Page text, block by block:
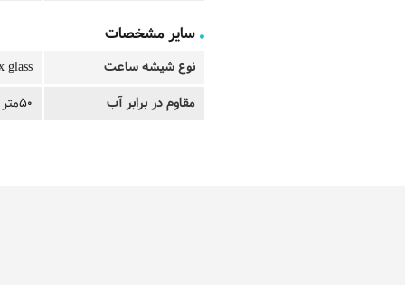
سایر مشخصات
نوع شیشه ساعت
glass
مقاوم در برابر آب
50متر